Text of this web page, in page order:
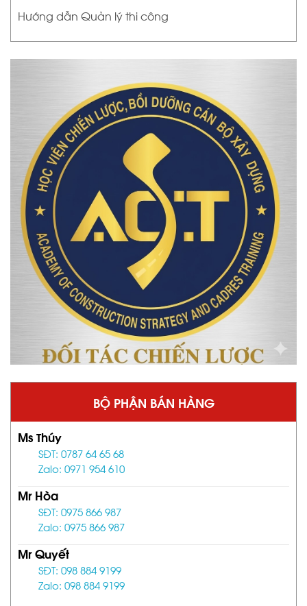
Hướng dẫn Quản lý thi công
BỘ PHẬN BÁN HÀNG
Ms Thúy
SĐT: 0787 64 65 68
Zalo: 0971 954 610
Mr Hòa
SĐT: 0975 866 987
Zalo: 0975 866 987
Mr Quyết
SĐT: 098 884 9199
Zalo: 098 884 9199